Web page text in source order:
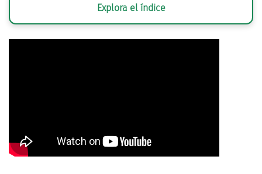
Explora el índice